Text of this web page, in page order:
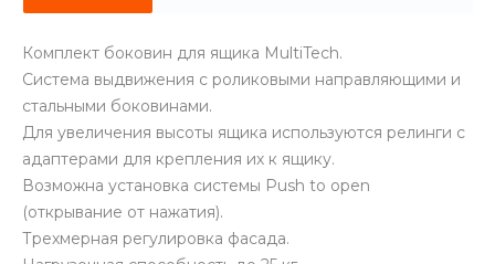
Комплект боковин для ящика MultiTech.
Система выдвижения с роликовыми направляющими и
стальными боковинами.
Для увеличения высоты ящика используются релинги с
адаптерами для крепления их к ящику.
Возможна установка системы Push to open
(открывание от нажатия).
Трехмерная регулировка фасада.